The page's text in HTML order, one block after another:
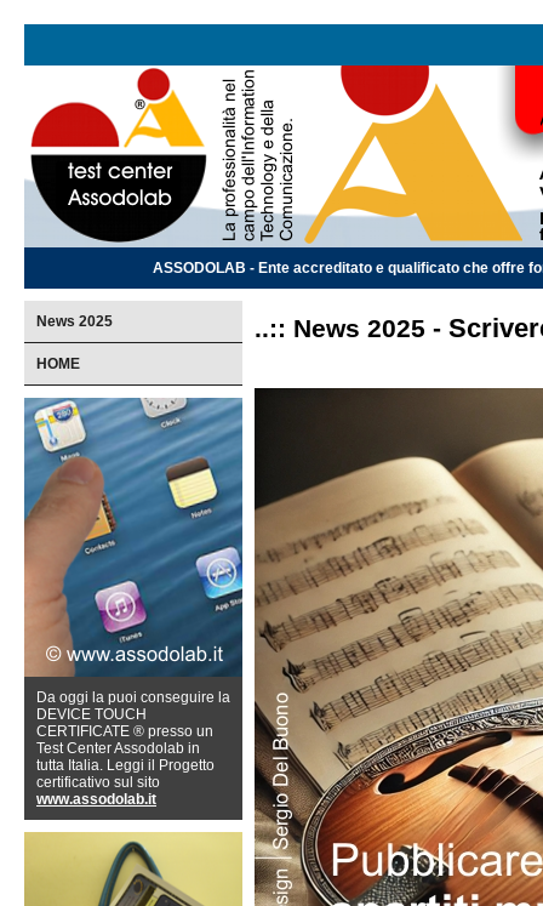
ASSODOLAB - Ente accreditato e qualificato che offre
News 2025
HOME
Da oggi la puoi conseguire la
DEVICE TOUCH
CERTIFICATE ® presso un
Test Center Assodolab in
tutta Italia. Leggi il Progetto
certificativo sul sito
www.assodolab.it
..:: News 2025 -